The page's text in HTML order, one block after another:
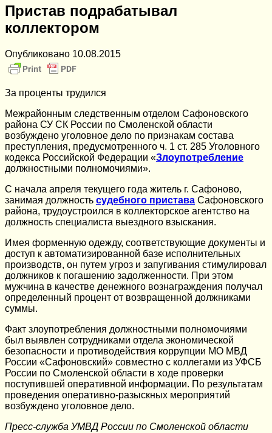
Пристав подрабатывал
коллектором
Опубликовано 10.08.2015
За проценты трудился
Межрайонным следственным отделом Сафоновского
района СУ СК России по Смоленской области
возбуждено уголовное дело по признакам состава
преступления, предусмотренного ч. 1 ст. 285 Уголовного
кодекса Российской Федерации «Злоупотребление
должностными полномочиями».
С начала апреля текущего года житель г. Сафоново,
занимая должность судебного пристава Сафоновского
района, трудоустроился в коллекторское агентство на
должность специалиста выездного взыскания.
Имея форменную одежду, соответствующие документы и
доступ к автоматизированной базе исполнительных
производств, он путем угроз и запугивания стимулировал
должников к погашению задолженности. При этом
мужчина в качестве денежного вознаграждения получал
определенный процент от возвращенной должниками
суммы.
Факт злоупотребления должностными полномочиями
был выявлен сотрудниками отдела экономической
безопасности и противодействия коррупции МО МВД
России «Сафоновский» совместно с коллегами из УФСБ
России по Смоленской области в ходе проверки
поступившей оперативной информации. По результатам
проведения оперативно-разыскных мероприятий
возбуждено уголовное дело.
Пресс-служба УМВД России по Смоленской области